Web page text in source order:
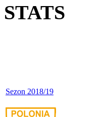
STATS
Sezon 2018/19